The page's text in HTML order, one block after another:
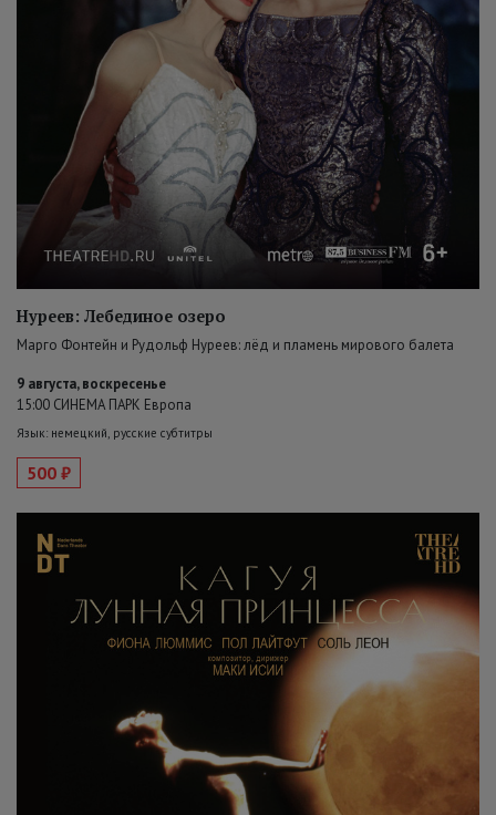
Нуреев: Лебединое озеро
Марго Фонтейн и Рудольф Нуреев: лёд и пламень мирового балета
9 августа, воскресенье
15:00 СИНЕМА ПАРК Европа
Язык: немецкий, русские субтитры
500 ₽